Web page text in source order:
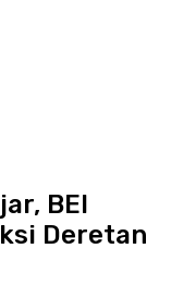
BEI
Deretan